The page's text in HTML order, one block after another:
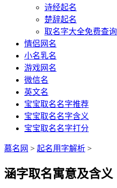
诗经起名
楚辞起名
取名字大全免费查询
情侣网名
小名乳名
游戏网名
微信名
英文名
宝宝取名名字推荐
宝宝取名名字含义
宝宝取名名字打分
慕名网 > 起名用字解析 >
涵字取名寓意及含义